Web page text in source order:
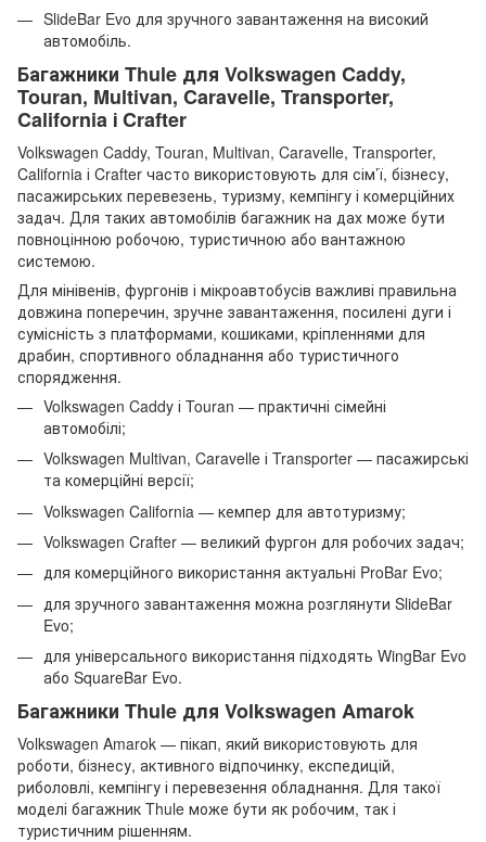
SlideBar Evo для зручного завантаження на високий
автомобіль.
Багажники Thule для Volkswagen Caddy,
Touran, Multivan, Caravelle, Transporter,
California і Crafter
Volkswagen Caddy, Touran, Multivan, Caravelle, Transporter,
California і Crafter часто використовують для сім’ї, бізнесу,
пасажирських перевезень, туризму, кемпінгу і комерційних
задач. Для таких автомобілів багажник на дах може бути
повноцінною робочою, туристичною або вантажною
системою.
Для мінівенів, фургонів і мікроавтобусів важливі правильна
довжина поперечин, зручне завантаження, посилені дуги і
сумісність з платформами, кошиками, кріпленнями для
драбин, спортивного обладнання або туристичного
спорядження.
Volkswagen Caddy і Touran — практичні сімейні
автомобілі;
Volkswagen Multivan, Caravelle і Transporter — пасажирські
та комерційні версії;
Volkswagen California — кемпер для автотуризму;
Volkswagen Crafter — великий фургон для робочих задач;
для комерційного використання актуальні ProBar Evo;
для зручного завантаження можна розглянути SlideBar
Evo;
для універсального використання підходять WingBar Evo
або SquareBar Evo.
Багажники Thule для Volkswagen Amarok
Volkswagen Amarok — пікап, який використовують для
роботи, бізнесу, активного відпочинку, експедицій,
риболовлі, кемпінгу і перевезення обладнання. Для такої
моделі багажник Thule може бути як робочим, так і
туристичним рішенням.